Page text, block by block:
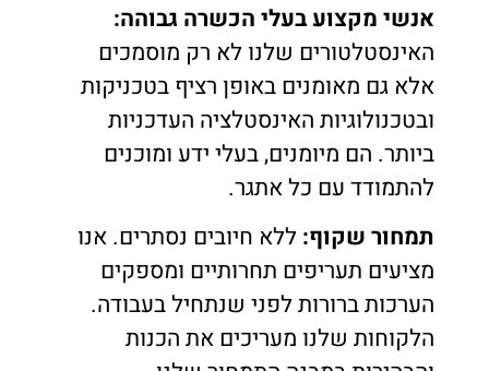
אנשי מקצוע בעלי הכשרה גבוהה:
האינסטלטורים שלנו לא רק מוסמכים
אלא גם מאומנים באופן רציף בטכניקות
ובטכנולוגיות האינסטלציה העדכניות
ביותר. הם מיומנים, בעלי ידע ומוכנים
להתמודד עם כל אתגר.
תמחור שקוף: ללא חיובים נסתרים. אנו
מציעים תעריפים תחרותיים ומספקים
הערכות ברורות לפני שנתחיל בעבודה.
הלקוחות שלנו מעריכים את הכנות